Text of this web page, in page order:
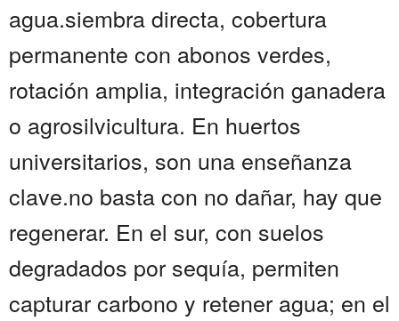
agua.siembra directa, cobertura
permanente con abonos verdes,
rotación amplia, integración ganadera
o agrosilvicultura. En huertos
universitarios, son una enseñanza
clave.no basta con no dañar, hay que
regenerar. En el sur, con suelos
degradados por sequía, permiten
capturar carbono y retener agua; en el